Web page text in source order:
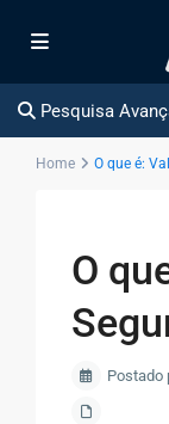
Pesquisa
Home O que é:
O
Postado